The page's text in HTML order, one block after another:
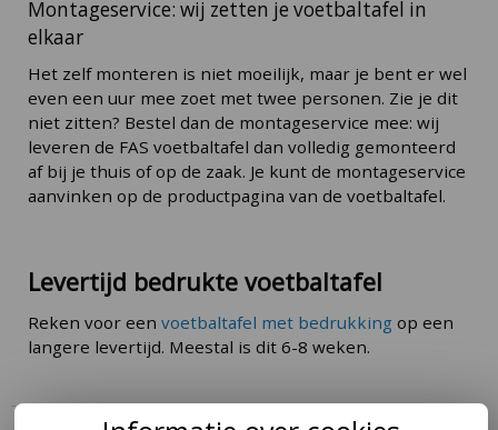
Montageservice: wij zetten je voetbaltafel in
elkaar
Het zelf monteren is niet moeilijk, maar je bent er wel
even een uur mee zoet met twee personen. Zie je dit
niet zitten? Bestel dan de montageservice mee: wij
leveren de FAS voetbaltafel dan volledig gemonteerd
af bij je thuis of op de zaak. Je kunt de montageservice
aanvinken op de productpagina van de voetbaltafel.
Levertijd bedrukte voetbaltafel
Reken voor een voetbaltafel met bedrukking op een
langere levertijd. Meestal is dit 6-8 weken.